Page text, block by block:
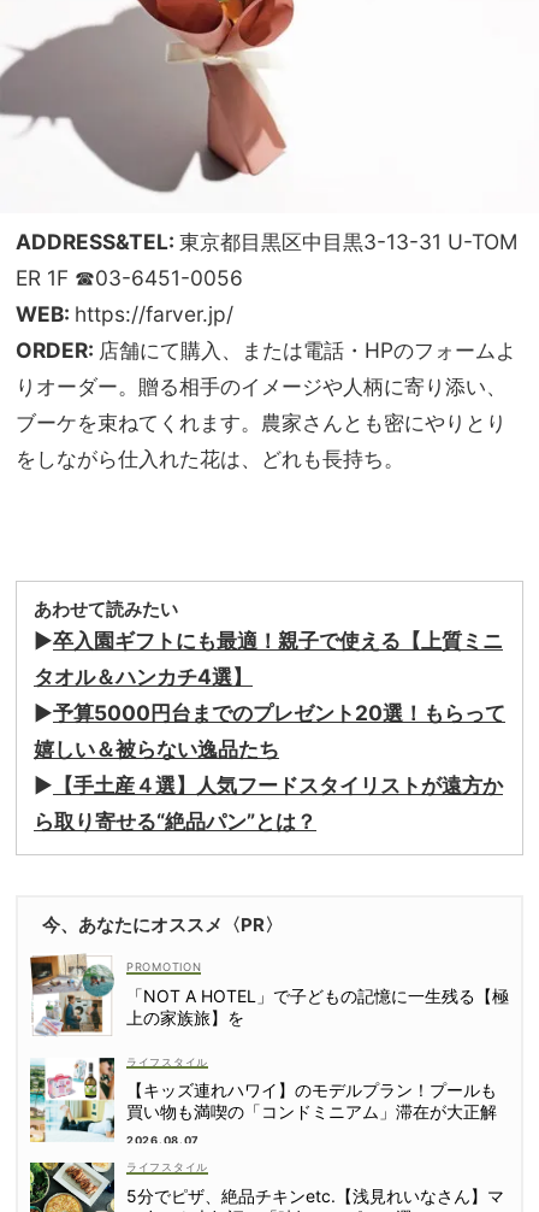
ADDRESS&TEL: 東京都目黒区中目黒3-13-31 U-TOM
ER 1F ☎03-6451-0056
WEB: https://farver.jp/
ORDER: 店舗にて購入、または電話・HPのフォームよ
りオーダー。贈る相手のイメージや人柄に寄り添い、
ブーケを束ねてくれます。農家さんとも密にやりとり
をしながら仕入れた花は、どれも長持ち。
あわせて読みたい
▶卒入園ギフトにも最適！親子で使える【上質ミニ
タオル＆ハンカチ4選】
▶予算5000円台までのプレゼント20選！もらって
嬉しい＆被らない逸品たち
▶ 【手土産４選】人気フードスタイリストが遠方か
ら取り寄せる“絶品パン”とは？
今、あなたにオススメ〈PR〉
「NOT A HOTEL」で子どもの記憶に一生残る【極
上の家族旅】を
ライフスタイル
【キッズ連れハワイ】のモデルプラン！プールも
買い物も満喫の「コンドミニアム」滞在が大正解
2026.08.07
ライフスタイル
5分でピザ、絶品チキンetc.【浅見れいなさん】マ